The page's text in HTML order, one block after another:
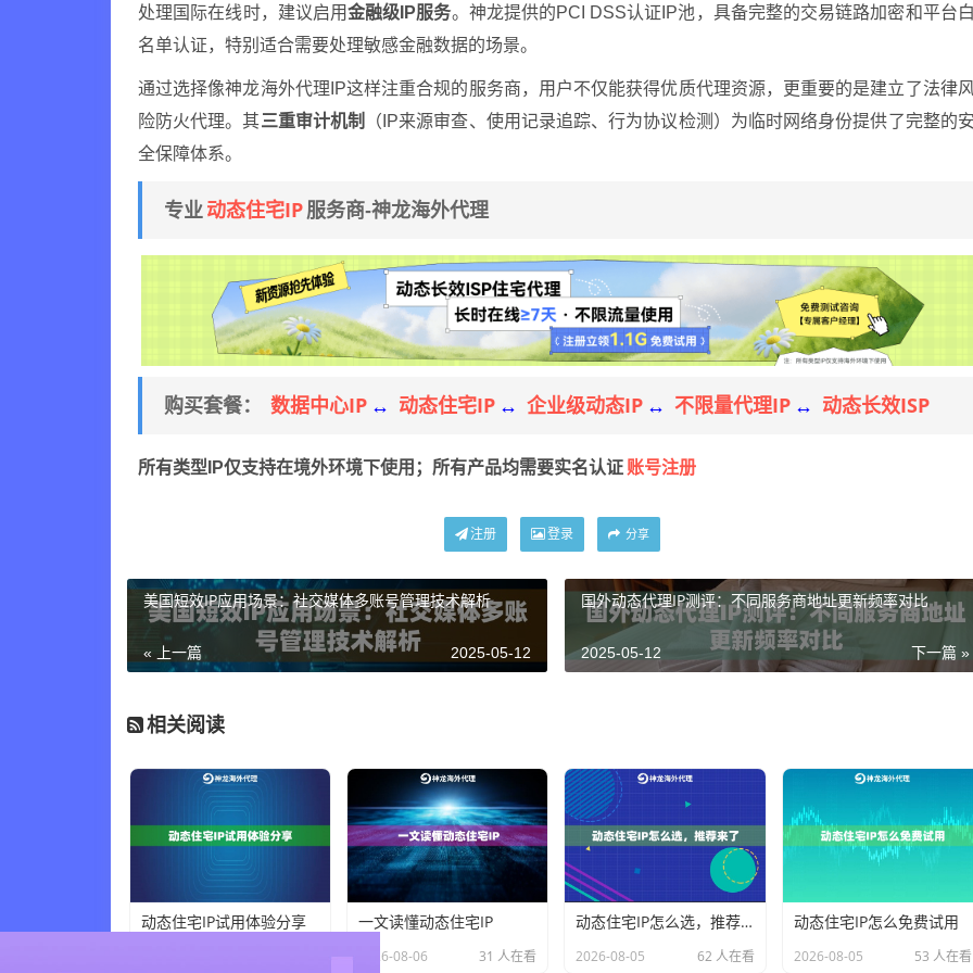
处理国际在线时，建议启用金融级IP服务。神龙提供的PCI DSS认证IP池，具备完整的交易链路加密和平台白
名单认证，特别适合需要处理敏感金融数据的场景。
通过选择像神龙海外代理IP这样注重合规的服务商，用户不仅能获得优质代理资源，更重要的是建立了法律
险防火代理。其三重审计机制
（IP来源审查、使用记录追踪、行为协议检测）为临时网络身份提供了完整的安
全保障体系。
专业 动态住宅IP 服务商-神龙海外代理
购买套餐： 数据中心IP ↔ 动态住宅IP ↔ 企业级动态IP ↔ 不限量代理IP ↔ 动态长效ISP
所有类型IP仅支持在境外环境下使用；所有产品均需要实名认证 账号注册
注册 登录 分享
美国短效IP应用场景：社交媒体多账号管理技术解析
« 上一篇 2025-05-12
国外动态代理IP测评：不同服务商地址更新频率对比
下一篇 »
2025-05-12
相关阅读
动态住宅IP试用体验分享 一文读懂动态住宅IP
2026-08-06 31 人在看
动态住宅IP怎么选，推荐来了
2026-08-05 62 人在看
动态住宅IP怎么免费试用
2026-08-05 53 人在看